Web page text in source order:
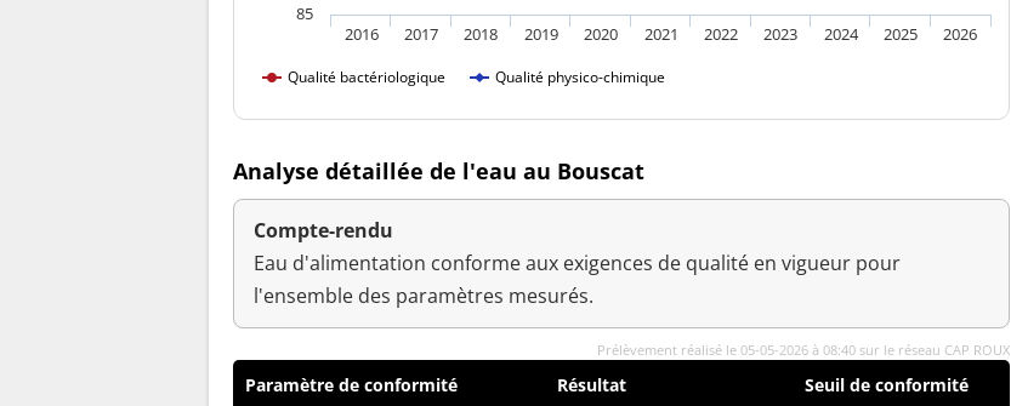
Qualité bactériologique Qualité physico-chimique
2016 2017 2018 2019 2020 2021 2022 2023 2024 2025 2026
85
Analyse détaillée de l'eau au Bouscat
Compte-rendu
Eau d'alimentation conforme aux exigences de qualité en vigueur pour
l'ensemble des paramètres mesurés.
Prélèvement réalisé le 05-05-2026 à 08:40 sur le réseau CAP ROUX
Paramètre de conformité Résultat Seuil de conformité